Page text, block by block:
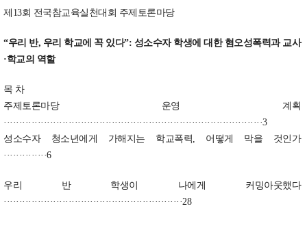
제13회 전국참교육실천대회 주제토론마당
“우리 반, 우리 학교에 꼭 있다”: 성소수자 학생에 대한 혐오성폭력과 교사
·학교의 역할
목 차
주제토론마당 운영 계획
····················································································3
성소수자 청소년에게 가해지는 학교폭력, 어떻게 막을 것인가
··············6
우리 반 학생이 나에게 커밍아웃했다
··························································28